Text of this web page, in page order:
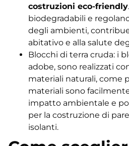
costruzioni eco-friendly
biodegradabili e
degli ambienti,
abitativo e alla salute
Blocchi di terra cruda: i
adobe, sono realizzati
materiali naturali, come
materiali sono
impatto ambientale e
per la costruzione di
isolanti.